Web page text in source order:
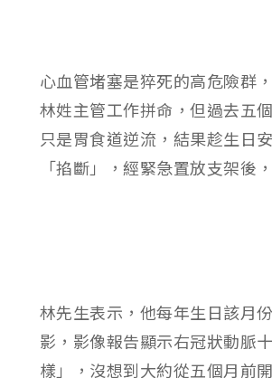
心血管堵塞是猝死的高危險群
林姓主管工作拼命，但過去五
只是胃食道逆流，結果趁生日
「掐斷」，經緊急置放支架後
林先生表示，他每年生日該月
影，影像報告顯示右冠狀動脈
樣」，沒想到大約從五個月前